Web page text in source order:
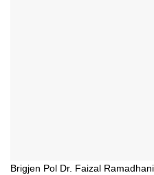
Brigjen Pol Dr. Faizal